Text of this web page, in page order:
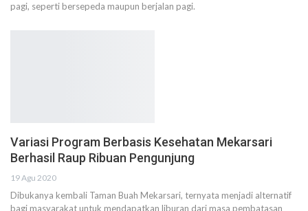
pagi, seperti bersepeda maupun berjalan pagi.
Variasi Program Berbasis Kesehatan Mekarsari
Berhasil Raup Ribuan Pengunjung
19 Agu 2020
Dibukanya kembali Taman Buah Mekarsari, ternyata menjadi alternatif
bagi masyarakat untuk mendapatkan liburan dari masa pembatasan